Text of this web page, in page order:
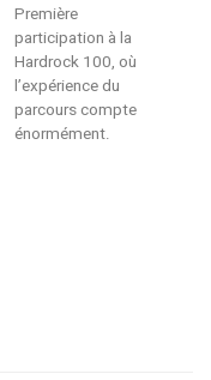
Première
participation à la
Hardrock 100, où
l’expérience du
parcours compte
énormément.